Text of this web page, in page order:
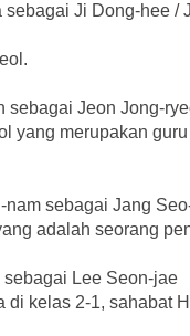
sebagai Ji Dong-hee /
sebagai Jeon Jong-
yang merupakan
nam sebagai Jang
adalah seorang
sebagai Lee Seon-jae
di kelas 2-1, sahabat